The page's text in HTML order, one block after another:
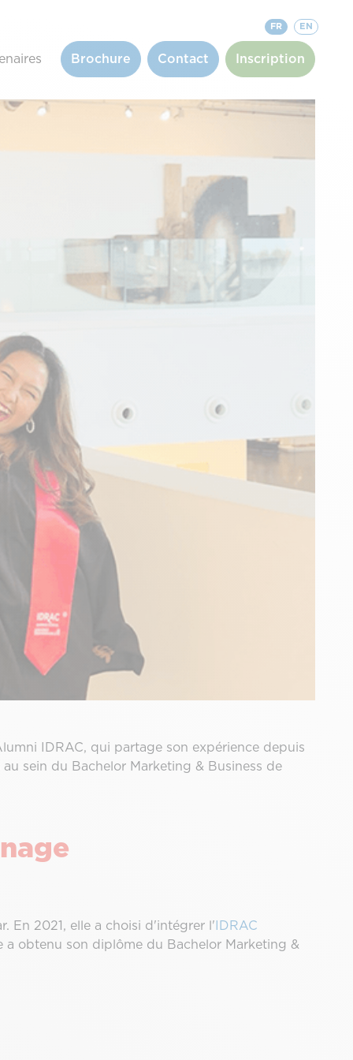
FR EN
Brochure Contact Inscription
IDRAC, qui partage son expérience depuis
sein du Bachelor Marketing & Business de
En 2021, elle a choisi d'intégrer l' IDRAC
a obtenu son diplôme du Bachelor Marketing &